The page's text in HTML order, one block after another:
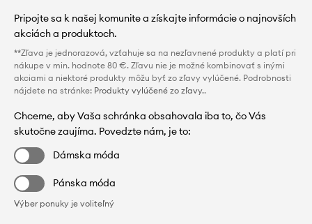
Pripojte sa k našej komunite a získajte informácie o najnovších
akciách a produktoch.
**Zľava je jednorazová, vzťahuje sa na nezľavnené produkty a platí pri
nákupe v min. hodnote 80 €. Zľavu nie je možné kombinovať s inými
akciami a niektoré produkty môžu byť zo zľavy vylúčené. Podrobnosti
nájdete na stránke: Produkty vylúčené zo zľavy..
Chceme, aby Vaša schránka obsahovala iba to, čo Vás
skutočne zaujíma. Povedzte nám, je to:
Dámska móda
Pánska móda
Výber ponuky je voliteľný